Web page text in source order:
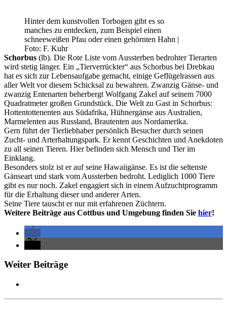
Hinter dem kunstvollen Torbogen gibt es so
manches zu entdecken, zum Beispiel einen
schneeweißen Pfau oder einen gehörnten Hahn |
Foto: F. Kuhr
Schorbus (lb). Die Rote Liste vom Aussterben bedrohter Tierarten
wird stetig länger. Ein „Tierverrückter“ aus Schorbus bei Drebkau
hat es sich zur Lebensaufgabe gemacht, einige Geflügelrassen aus
aller Welt vor diesem Schicksal zu bewahren. Zwanzig Gänse- und
zwanzig Entenarten beherbergt Wolfgang Zakel auf seinem 7000
Quadratmeter großen Grundstück. Die Welt zu Gast in Schorbus:
Hottentottenenten aus Südafrika, Hühnergänse aus Australien,
Marmelenten aus Russland, Brautenten aus Nordamerika.
Gern führt der Tierliebhaber persönlich Besucher durch seinen
Zucht- und Arterhaltungspark. Er kennt Geschichten und Anekdoten
zu all seinen Tieren. Hier befinden sich Mensch und Tier im
Einklang.
Besonders stolz ist er auf seine Hawaiigänse. Es ist die seltenste
Gänseart und stark vom Aussterben bedroht. Lediglich 1000 Tiere
gibt es nur noch. Zakel engagiert sich in einem Aufzuchtprogramm
für die Erhaltung dieser und anderer Arten.
Seine Tiere tauscht er nur mit erfahrenen Züchtern.
Weitere Beiträge aus Cottbus und Umgebung finden Sie hier!
Weiter Beiträge